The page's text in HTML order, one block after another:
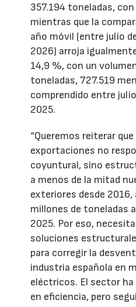
357.194 toneladas,
mientras que la
año móvil (entre julio
2026) arroja
14,9 %, con un
toneladas, 727.519
comprendido entre
2025.
“Queremos reiterar
exportaciones no
coyuntural, sino
a menos de la mitad
exteriores desde 2016,
millones de toneladas
2025. Por eso,
soluciones
para corregir la
industria española en
eléctricos. El sector ha
en eficiencia, pero